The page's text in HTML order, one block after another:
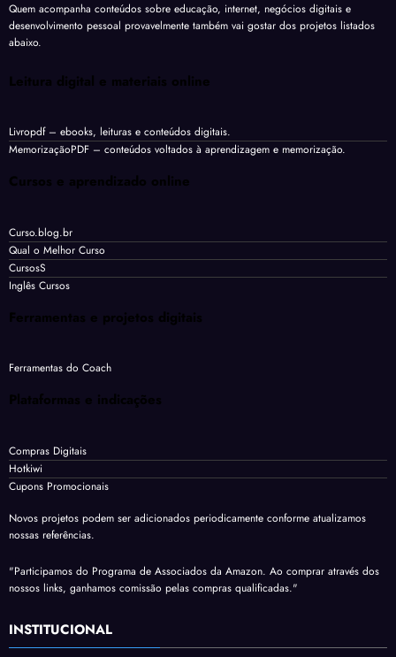
Quem acompanha conteúdos sobre educação, internet, negócios digitais e
desenvolvimento pessoal provavelmente também vai gostar dos projetos listados
abaixo.
Leitura digital e materiais online
Livropdf– ebooks, leituras e conteúdos digitais.
MemorizaçãoPDF – conteúdos voltados à aprendizagem e memorização.
Cursos e aprendizado online
Curso.blog.br
Qual o Melhor Curso
CursosS
Inglês Cursos
Ferramentas e projetos digitais
Ferramentas do Coach
Plataformas e indicações
Compras Digitais
Hotkiwi
Cupons Promocionais
Novos projetos podem ser adicionados periodicamente conforme atualizamos
nossas referências.
"Participamos do Programa de Associados da Amazon. Ao comprar através dos
nossos links, ganhamos comissão pelas compras qualificadas."
INSTITUCIONAL